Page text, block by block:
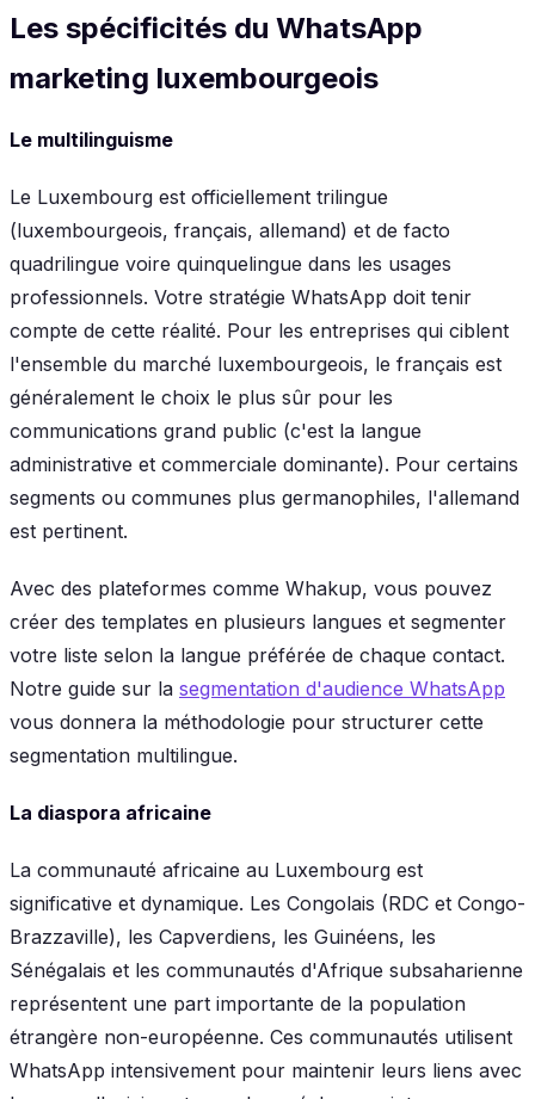
Les spécificités du WhatsApp
marketing luxembourgeois
Le multilinguisme
Le Luxembourg est officiellement trilingue
(luxembourgeois, français, allemand) et de facto
quadrilingue voire quinquelingue dans les usages
professionnels. Votre stratégie WhatsApp doit tenir
compte de cette réalité. Pour les entreprises qui ciblent
l'ensemble du marché luxembourgeois, le français est
généralement le choix le plus sûr pour les
communications grand public (c'est la langue
administrative et commerciale dominante). Pour certains
segments ou communes plus germanophiles, l'allemand
est pertinent.
Avec des plateformes comme Whakup, vous pouvez
créer des templates en plusieurs langues et segmenter
votre liste selon la langue préférée de chaque contact.
Notre guide sur la segmentation d'audience WhatsApp
vous donnera la méthodologie pour structurer cette
segmentation multilingue.
La diaspora africaine
La communauté africaine au Luxembourg est
significative et dynamique. Les Congolais (RDC et Congo-
Brazzaville), les Capverdiens, les Guinéens, les
Sénégalais et les communautés d'Afrique subsaharienne
représentent une part importante de la population
étrangère non-européenne. Ces communautés utilisent
WhatsApp intensivement pour maintenir leurs liens avec